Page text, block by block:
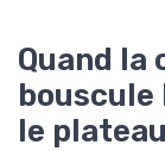
Quand la
bouscule
le plateau